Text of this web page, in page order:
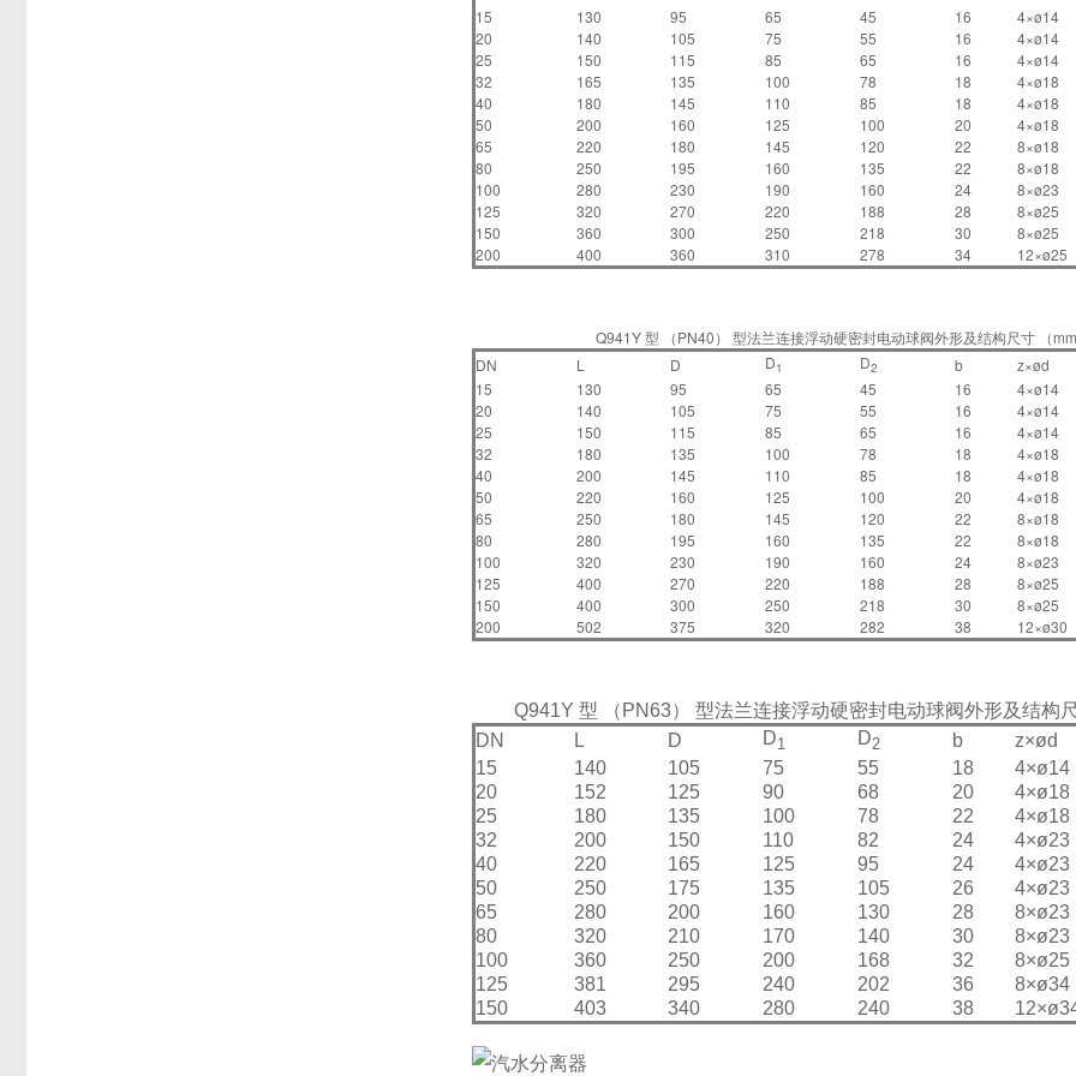
15
130 95 65 45 16
4×ø14
20
140 105 75 55 16
4×ø14
25
150 115 85 65 16
4×ø14
32
165 135 100 78 18
4×ø18
40
180 145 110 85 18
4×ø18
50
200 160 125 100 20
4×ø18
65
220 180 145 120 22
8×ø18
80
250 195 160 135 22
8×ø18
100
280 230 190 160 24
8×ø23
125
320 270 220 188 28
8×ø25
150
360 300 250 218 30
8×ø25
200
400 360 310 278 34 12×ø25
Q941Y 型 （PN40） 型法兰连接浮动硬密封电动球阀外形及结构尺寸 （
DN
L D D1 D2 b
z×ød
15
130 95 65 45 16
4×ø14
20
140 105 75 55 16
4×ø14
25
150 115 85 65 16
4×ø14
32
180 135 100 78 18
4×ø18
40
200 145 110 85 18
4×ø18
50
220 160 125 100 20
4×ø18
65
250 180 145 120 22
8×ø18
80
280 195 160 135 22
8×ø18
100
320 230 190 160 24
8×ø23
125
400 270 220 188 28
8×ø25
150
400 300 250 218 30
8×ø25
200
502 375 320 282 38 12×ø30
Q941Y 型 （PN63） 型法兰连接浮动硬密封电动球阀外形及结构
DN
L D D1 D2 b
z×ød
15
140 105 75 55 18
4×ø14
20
152 125 90 68 20
4×ø18
25
180 135 100 78 22
4×ø18
32
200 150 110 82 24
4×ø23
40
220 165 125 95 24
4×ø23
50
250 175 135 105 26
4×ø23
65
280 200 160 130 28
8×ø23
80
320 210 170 140 30
8×ø23
100
360 250 200 168 32
8×ø25
125
381 295 240 202 36
8×ø34
150
403 340 280 240 38